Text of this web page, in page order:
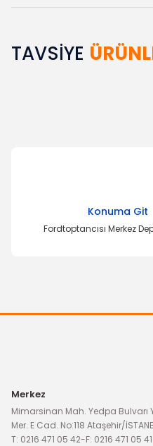
Bu ürünün fiyat bilgisi,
TAVSİYE
Konuma Git
Fordtoptancısı Merkez
Merkez
Mimarsinan Mah. Yedpa Bulvarı
Mer. E Cad. No:118 Ataşehir/
T: 0216 471 05 42-F: 0216 471 05 41